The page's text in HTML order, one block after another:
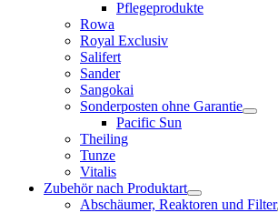
Pflegeprodukte
Rowa
Royal Exclusiv
Salifert
Sander
Sangokai
Sonderposten ohne Garantie
Pacific Sun
Theiling
Tunze
Vitalis
Zubehör nach Produktart
Abschäumer, Reaktoren und Filter